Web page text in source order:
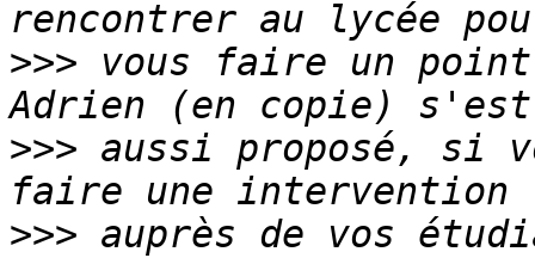
>>> vous faire un point
>>> aussi proposé, si
>>> auprès de vos